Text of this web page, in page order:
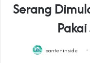
Serang
banteninside